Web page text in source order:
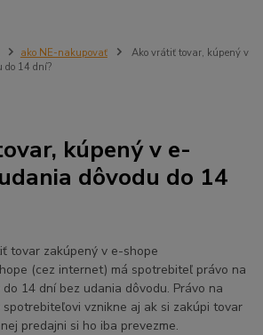
ako NE-nakupovať
Ako vrátiť tovar, kúpený v
do 14 dní?
kúpený v e-
dôvodu do 14
(cez internet) má spotrebiteľ právo na
14 dní bez udania dôvodu. Právo na
vznikne aj ak si zakúpi tovar
predajni si ho iba prevezme.